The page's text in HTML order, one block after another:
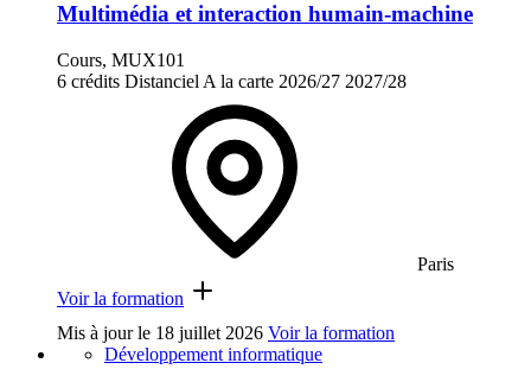
Multimédia et interaction humain-machine
Cours, MUX101
6 crédits Distanciel A la carte 2026/27 2027/28
Paris
Voir la formation
Mis à jour le 18 juillet 2026 Voir la formation
Développement informatique